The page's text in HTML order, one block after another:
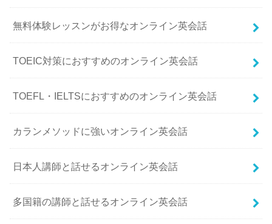
無料体験レッスンがお得なオンライン英会話
TOEIC対策におすすめのオンライン英会話
TOEFL・IELTSにおすすめのオンライン英会話
カランメソッドに強いオンライン英会話
日本人講師と話せるオンライン英会話
多国籍の講師と話せるオンライン英会話